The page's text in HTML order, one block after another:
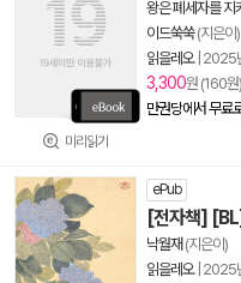
미리읽기
왕은 폐세자를 지
이드쑥쑥(지은이)
읽을레오| 2025
3,300원 (160원)
만권당에서 무료
ePub
[전자책]
낙월재 (지은이)
읽을레오| 2025